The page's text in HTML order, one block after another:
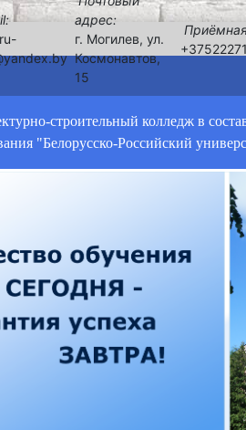
адрес:
г. Могилев, ул.
Космонавтов,
15
строительный колледж в
"Белорусско-Российский